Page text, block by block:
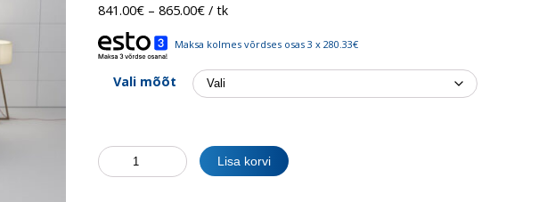
841.00€ – 865.00€Hinnavahemik:
kuni
/ tk
Maksa kolmes võrdses osas 3 x 280.33€
Vali mõõt
Vann
Vika
Lisa korvi